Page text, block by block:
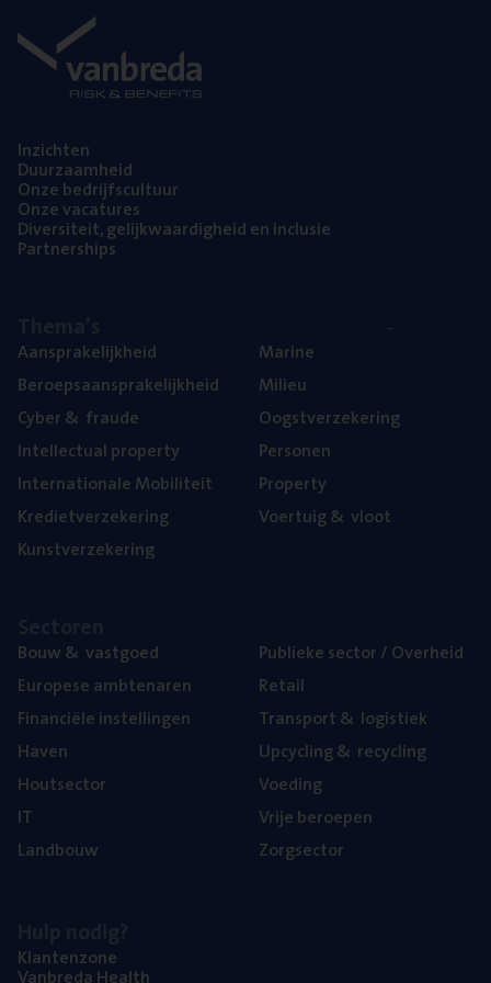
Inzich­ten
Duur­zaam­heid
Onze bedrijfs­cul­tuur
Onze vaca­tu­res
Diver­si­teit, gelijk­waar­dig­heid en inclusie
Part­ner­ships
Aan­spra­ke­lijk­heid
Beroeps­aan­spra­ke­lijk­heid
Cyber& fraude
Intel­lec­tu­al property
Inter­na­ti­o­na­le Mobiliteit
Kre­diet­ver­ze­ke­ring
Kunst­ver­ze­ke­ring
Mari­ne
Mili­eu
Oogst­ver­ze­ke­ring
Per­so­nen
Pro­per­ty
Voer­tuig& vloot
Bouw& vastgoed
Euro­pe­se ambtenaren
Finan­ci­ë­le instellingen
Haven
Hout­sec­tor
IT
Land­bouw
Publie­ke sec­tor / Overheid
Retail
Trans­port& logistiek
Upcy­cling& recycling
Voe­ding
Vrije beroe­pen
Zorg­sec­tor
Klan­ten­zo­ne
Van­b­re­da Health